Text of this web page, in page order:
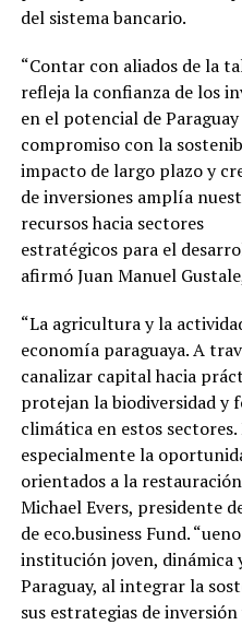
del sistema bancario.
“Contar con aliados de la
refleja la confianza de los
en el potencial de
compromiso con la
impacto de largo plazo y
de inversiones amplía
recursos hacia sectores
estratégicos para el
afirmó Juan Manuel
“La agricultura y la
economía paraguaya. A
canalizar capital hacia
protejan la biodiversidad y
climática en estos
especialmente la
orientados a la
Michael Evers, presidente
de eco.business Fund.
institución joven, dinámica
Paraguay, al integrar la
sus estrategias de